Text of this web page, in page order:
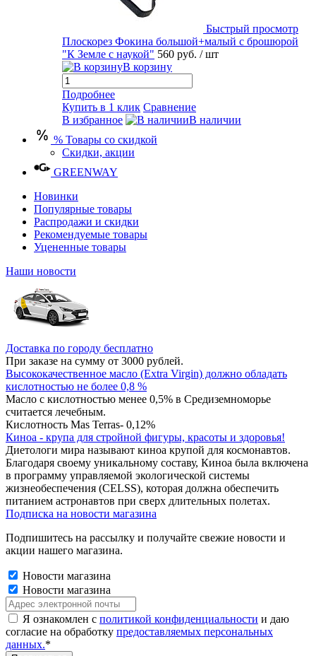
Быстрый просмотр
Плоскорез Фокина большой+малый с брошюрой
"К Земле с наукой" 560 руб. / шт
В корзину
Подробнее
Купить в 1 клик Сравнение
В избранное
В наличии
% Товары со скидкой
Скидки, акции
GREENWAY
Новинки
Популярные товары
Распродажи и скидки
Рекомендуемые товары
Уцененные товары
Наши новости
Доставка по городу бесплатно
При заказе на сумму от 3000 рублей.
Высококачественное масло (Extra Virgin) должно обладать
кислотностью не более 0,8 %
Масло с кислотностью менее 0,5% в Средиземноморье
считается лечебным.
Кислотность Mas Terras- 0,12%
Киноа - крупа для стройной фигуры, красоты и здоровья!
Диетологи мира называют киноа крупой для космонавтов.
Благодаря своему уникальному составу, Киноа была включена
в программу управляемой экологической системы
жизнеобеспечения (CELSS), которая должна обеспечить
питанием астронавтов при сверх длительных полетах.
Подписка на новости магазина
Подпишитесь на рассылку и получайте свежие новости и
акции нашего магазина.
Новости магазина
Новости магазина
Я ознакомлен с политикой конфиденциальности и даю
согласие на обработку предоставляемых персональных
данных.*